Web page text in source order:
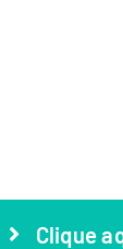
Clique